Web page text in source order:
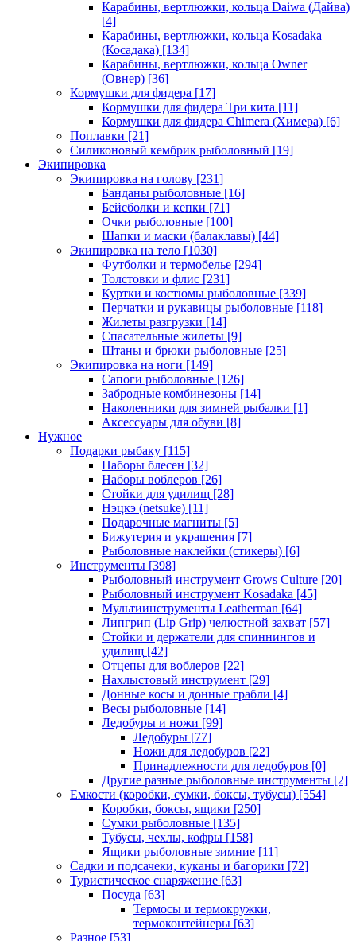
Карабины, вертлюжки, кольца Daiwa (Дайва)
[4]
Карабины, вертлюжки, кольца Kosadaka
(Косадака) [134]
Карабины, вертлюжки, кольца Owner
(Овнер) [36]
Кормушки для фидера [17]
Кормушки для фидера Три кита [11]
Кормушки для фидера Chimera (Химера) [6]
Поплавки [21]
Силиконовый кембрик рыболовный [19]
Экипировка
Экипировка на голову [231]
Банданы рыболовные [16]
Бейсболки и кепки [71]
Очки рыболовные [100]
Шапки и маски (балаклавы) [44]
Экипировка на тело [1030]
Футболки и термобелье [294]
Толстовки и флис [231]
Куртки и костюмы рыболовные [339]
Перчатки и рукавицы рыболовные [118]
Жилеты разгрузки [14]
Спасательные жилеты [9]
Штаны и брюки рыболовные [25]
Экипировка на ноги [149]
Сапоги рыболовные [126]
Забродные комбинезоны [14]
Наколенники для зимней рыбалки [1]
Аксессуары для обуви [8]
Нужное
Подарки рыбаку [115]
Наборы блесен [32]
Наборы воблеров [26]
Стойки для удилищ [28]
Нэцкэ (netsuke) [11]
Подарочные магниты [5]
Бижутерия и украшения [7]
Рыболовные наклейки (стикеры) [6]
Инструменты [398]
Рыболовный инструмент Grows Culture [20]
Рыболовный инструмент Kosadaka [45]
Мультиинструменты Leatherman [64]
Липгрип (Lip Grip) челюстной захват [57]
Стойки и держатели для спиннингов и
удилищ [42]
Отцепы для воблеров [22]
Нахлыстовый инструмент [29]
Донные косы и донные грабли [4]
Весы рыболовные [14]
Ледобуры и ножи [99]
Ледобуры [77]
Ножи для ледобуров [22]
Принадлежности для ледобуров [0]
Другие разные рыболовные инструменты [2]
Емкости (коробки, сумки, боксы, тубусы) [554]
Коробки, боксы, ящики [250]
Сумки рыболовные [135]
Тубусы, чехлы, кофры [158]
Ящики рыболовные зимние [11]
Садки и подсачеки, куканы и багорики [72]
Туристическое снаряжение [63]
Посуда [63]
Термосы и термокружки,
термоконтейнеры [63]
Разное [53]